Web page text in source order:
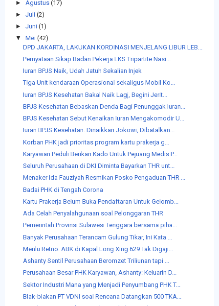
► Agustus (17)
► Juli (2)
► Juni (1)
▼
Mei (42)
DPD JAKARTA, LAKUKAN KORDINASI MENJELANG LIBUR LEB...
Pernyataan Sikap Badan Pekerja LKS Tripartite Nasi...
Iuran BPJS Naik, Udah Jatuh Sekalian Injek
Tiga Unit kendaraan Operasional sekaligus Mobil Ko...
Iuran BPJS Kesehatan Bakal Naik Lagj, Begini Jerit...
BPJS Kesehatan Bebaskan Denda Bagi Penunggak Iuran...
BPJS Kesehatan Sebut Kenaikan Iuran Mengakomodir U...
Iuran BPJS Kesehatan: Dinaikkan Jokowi, Dibatalkan...
Korban PHK jadi prioritas program kartu prakerja g...
Karyawan Peduli Berikan Kado Untuk Pejuang Medis P...
Seluruh Perusahaan di DKI Diminta Bayarkan THR unt...
Menaker Ida Fauziyah Resmikan Posko Pengaduan THR ...
Badai PHK di Tengah Corona
Kartu Prakerja Belum Buka Pendaftaran Untuk Gelomb...
Ada Celah Penyalahgunaan soal Pelonggaran THR
Pemerintah Provinsi Sulawesi Tenggara bersama piha...
Banyak Perusahaan Terancam Gulung Tikar, Ini Kata ...
Menlu Retno: ABK di Kapal Long Xing 629 Tak Digaji...
Ashanty Sentil Perusahaan Beromzet Triliunan tapi ...
Perusahaan Besar PHK Karyawan, Ashanty: Keluarin D...
Sektor Industri Mana yang Menjadi Penyumbang PHK T...
Blak-blakan PT VDNI soal Rencana Datangkan 500 TKA...